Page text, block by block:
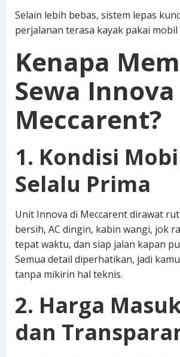
Selain lebih bebas, sistem lepas
perjalanan terasa kayak pakai mobil
Kenapa
Sewa
Meccarent?
1. Kondisi
Selalu Prima
Unit Innova di Meccarent dirawat
bersih, AC dingin, kabin wangi, jok
tepat waktu, dan siap jalan kapan
Semua detail diperhatikan, jadi
tanpa mikirin hal teknis.
2. Harga
dan